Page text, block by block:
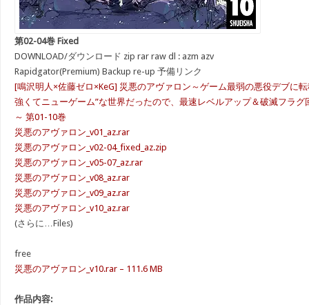
第02-04巻 Fixed
DOWNLOAD/ダウンロード zip rar raw dl : azm azv
Rapidgator(Premium) Backup re-up 予備リンク
[鳴沢明人×佐藤ゼロ×KeG] 災悪のアヴァロン～ゲーム最弱の悪役デブに
強くてニューゲーム”な世界だったので、最速レベルアップ＆破滅フラ
～ 第01-10巻
災悪のアヴァロン_v01_az.rar
災悪のアヴァロン_v02-04_fixed_az.zip
災悪のアヴァロン_v05-07_az.rar
災悪のアヴァロン_v08_az.rar
災悪のアヴァロン_v09_az.rar
災悪のアヴァロン_v10_az.rar
(さらに…Files)
free
災悪のアヴァロン_v10.rar – 111.6 MB
作品内容: